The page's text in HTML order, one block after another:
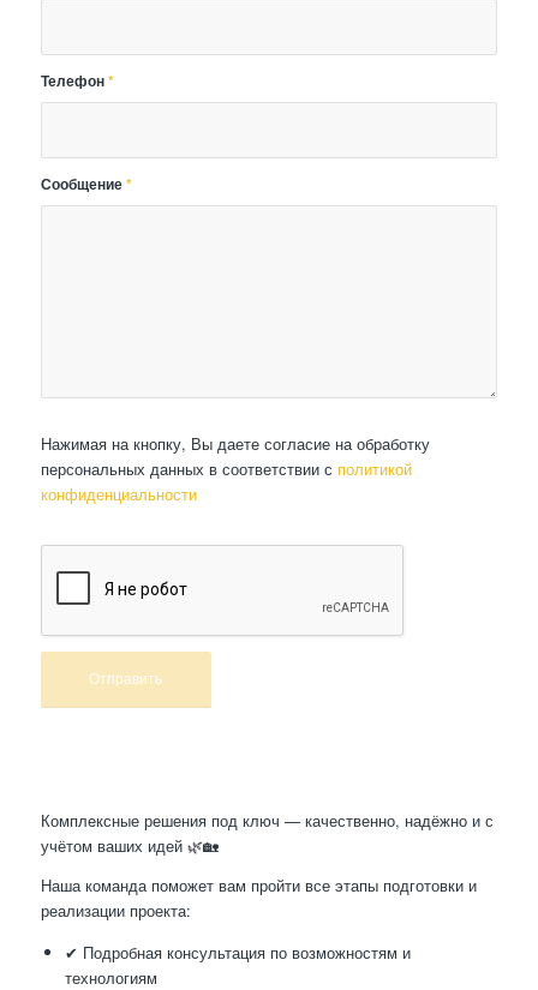
Телефон*
Сообщение*
Нажимая на кнопку, Вы даете согласие на обработку
персональных данных в соответствии с политикой
конфиденциальности
Комплексные решения под ключ — качественно, надёжно и с
учётом ваших идей 🌿🏡
Наша команда поможет вам пройти все этапы подготовки и
реализации проекта:
✔ Подробная консультация по возможностям и
технологиям